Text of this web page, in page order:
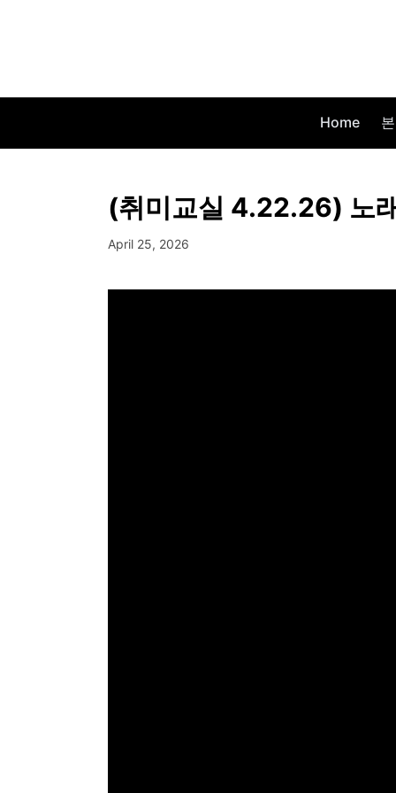
Home
(취미교실 4.22.26) 노
April 25, 2026